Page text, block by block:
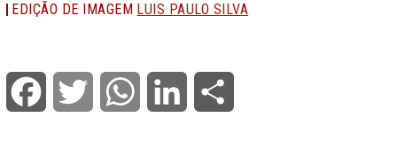
EDIÇÃO DE IMAGEM LUIS PAULO SILVA
Facebook Twitter WhatsApp LinkedIn